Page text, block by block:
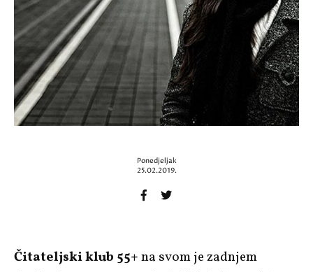
Ponedjeljak
25.02.2019.
Čitateljski klub 55+na svom je zadnjem